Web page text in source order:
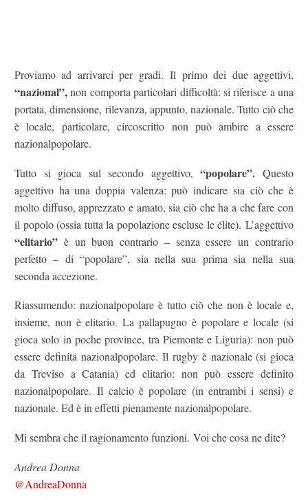
Proviamo ad arrivarci per gradi. Il primo dei due aggettivi,
“nazional”,non comporta particolari difficoltà: si riferisce a una
portata, dimensione, rilevanza, appunto, nazionale. Tutto ciò che
è locale, particolare, circoscritto non può ambire a essere
nazionalpopolare.
Tutto si gioca sul secondo aggettivo,“popolare”. Questo
aggettivo ha una doppia valenza: può indicare sia ciò che è
molto diffuso, apprezzato e amato, sia ciò che ha a che fare con
il popolo (ossia tutta la popolazione escluse le élite). L’aggettivo
“elitario” è un buon contrario – senza essere un contrario
perfetto – di “popolare”, sia nella sua prima sia nella sua
seconda accezione.
Riassumendo: nazionalpopolare è tutto ciò che non è locale e,
insieme, non è elitario. La pallapugno è popolare e locale (si
gioca solo in poche province, tra Piemonte e Liguria): non può
essere definita nazionalpopolare. Il rugby è nazionale (si gioca
da Treviso a Catania) ed elitario: non può essere definito
nazionalpopolare. Il calcio è popolare (in entrambi i sensi) e
nazionale. Ed è in effetti pienamente nazionalpopolare.
Mi sembra che il ragionamento funzioni. Voi che cosa ne dite?
Andrea Donna
@AndreaDonna